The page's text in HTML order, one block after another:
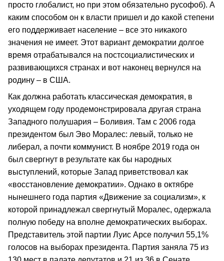
просто глобалист, но при этом обязательно русофоб). А
каким способом он к власти пришел и до какой степени
его поддерживает население – все это никакого
значения не имеет. Этот вариант демократии долгое
время отрабатывался на постсоциалистических и
развивающихся странах и вот наконец вернулся на
родину – в США.
Как должна работать классическая демократия, в
уходящем году продемонстрировала другая страна
Западного полушария – Боливия. Там с 2006 года
президентом был Эво Моралес: левый, только не
либерал, а почти коммунист. В ноябре 2019 года он
был свергнут в результате как бы народных
выступлений, которые Запад приветствовал как
«восстановление демократии». Однако в октябре
нынешнего года партия «Движение за социализм», к
которой принадлежал свергнутый Моралес, одержала
полную победу на вполне демократических выборах.
Представитель этой партии Луис Арсе получил 55,1%
голосов на выборах президента. Партия заняла 75 из